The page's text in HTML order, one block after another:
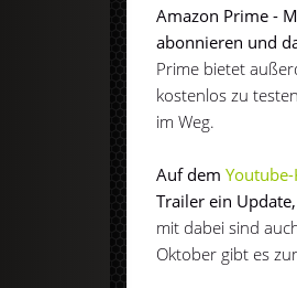
Amazon Prime -
abonnieren und
Prime bietet
kostenlos zu
im Weg.
Auf dem
Trailer ein
mit dabei sind
Oktober gibt es